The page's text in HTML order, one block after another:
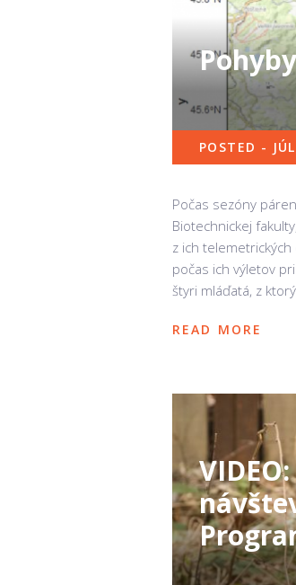
POSTED -
Počas sezóny
Biotechnickej
z ich telemetrických
počas ich výletov
štyri mláďatá, z
READ MORE